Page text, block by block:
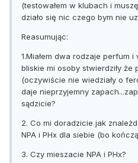
(testowałem w klubach i
działo się nic czego bym nie
Reasumując:
1.Miałem dwa rodzaje perfum
bliskie mi osoby stwierdziły że
(oczywiście nie wiedziały o
daje nieprzyjemny
sądzicie?
2. Co mi doradzicie jak
NPA i PHx dla siebie (bo
3. Czy mieszacie NPA i PHx?